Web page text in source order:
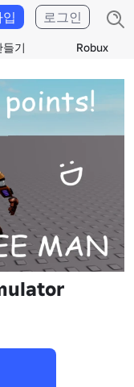
들기 Robux
로그인